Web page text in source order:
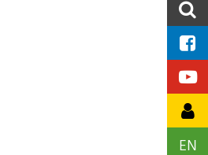
EN